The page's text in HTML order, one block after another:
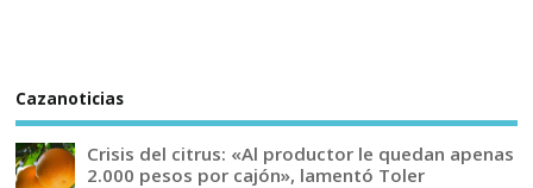
Cazanoticias
Crisis del citrus: «Al productor le quedan apenas
2.000 pesos por cajón», lamentó Toler